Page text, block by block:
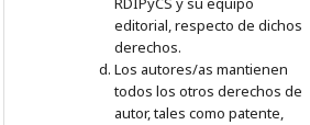
editorial, respecto de dichos
derechos.
Los autores/as mantienen
todos los otros derechos de
autor, tales como patente,